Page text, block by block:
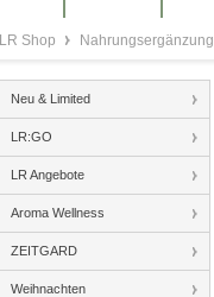
LR Shop Nahrungsergänzung
Neu & Limited
LR:GO
LR Angebote
Aroma Wellness
ZEITGARD
Weihnachten